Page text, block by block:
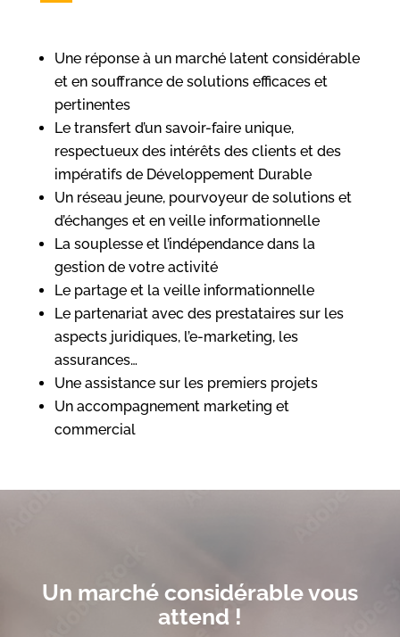
Une réponse à un marché latent considérable
et en souffrance de solutions efficaces et
pertinentes
Le transfert d’un savoir-faire unique,
respectueux des intérêts des clients et des
impératifs de Développement Durable
Un réseau jeune, pourvoyeur de solutions et
d’échanges et en veille informationnelle
La souplesse et l’indépendance dans la
gestion de votre activité
Le partage et la veille informationnelle
Le partenariat avec des prestataires sur les
aspects juridiques, l’e-marketing, les
assurances…
Une assistance sur les premiers projets
Un accompagnement marketing et
commercial
Un marché considérable vous
attend !